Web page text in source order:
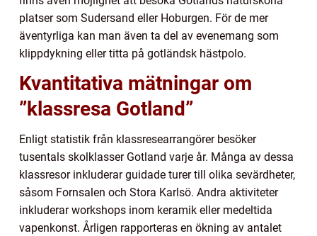
platser som Sudersand eller Hoburgen. För de mer
äventyrliga kan man även ta del av evenemang som
klippdykning eller titta på gotländsk hästpolo.
Kvantitativa mätningar om
”klassresa Gotland”
Enligt statistik från klassresearrangörer besöker
tusentals skolklasser Gotland varje år. Många av dessa
klassresor inkluderar guidade turer till olika sevärdheter,
såsom Fornsalen och Stora Karlsö. Andra aktiviteter
inkluderar workshops inom keramik eller medeltida
vapenkonst. Årligen rapporteras en ökning av antalet